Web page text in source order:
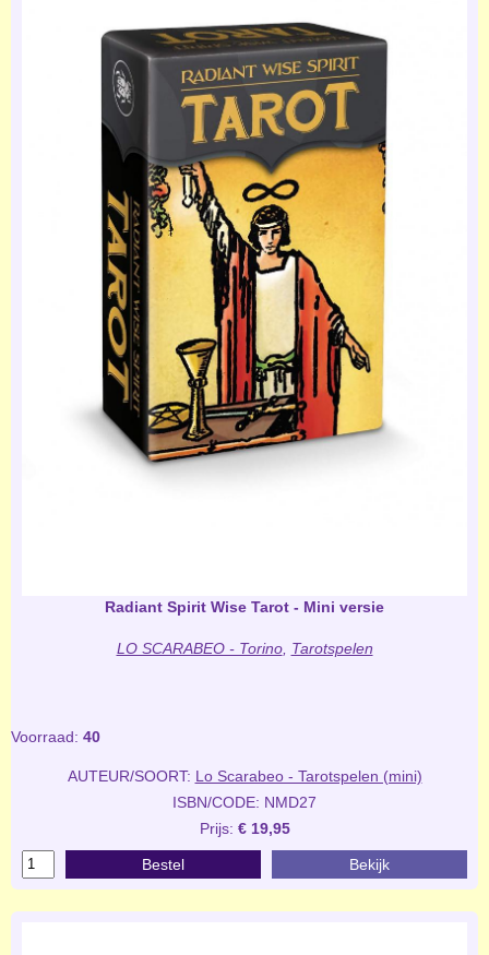
Radiant Spirit Wise Tarot - Mini versie
LO SCARABEO - Torino, Tarotspelen
Voorraad: 40
AUTEUR/SOORT: Lo Scarabeo - Tarotspelen (mini)
ISBN/CODE: NMD27
Prijs: € 19,95
Bestel Bekijk